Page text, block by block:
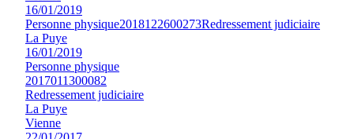
16/01/2019
Personne physique2018122600273Redressement judiciaire
La Puye
16/01/2019
Personne physique
2017011300082
Redressement judiciaire
La Puye
Vienne